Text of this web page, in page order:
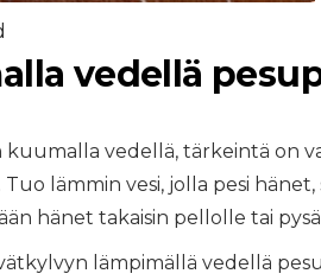
vedellä
kuumalla vedellä, tärkeintä on
lämmin vesi, jolla pesi
hänet takaisin pellolle tai
lämpimällä vedellä